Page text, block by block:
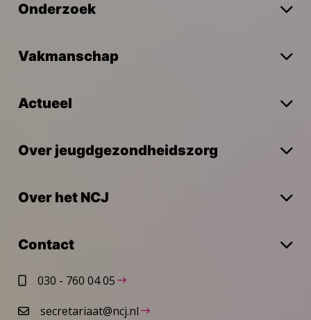
Onderzoek
Vakmanschap
Actueel
Over jeugdgezondheidszorg
Over het NCJ
Contact
030 - 760 04 05
secretariaat@ncj.nl